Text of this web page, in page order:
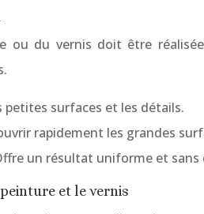
ou du vernis doit être
petites surfaces et les détails.
rapidement les grandes
un résultat uniforme et sans
et le vernis